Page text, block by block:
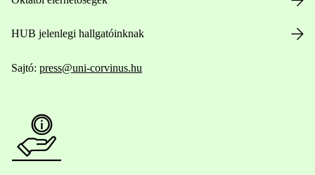
HUB jelenlegi hallgatóinknak
Sajtó: press@uni-corvinus.hu